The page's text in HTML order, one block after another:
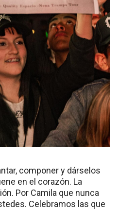
componer y dárselos
en el corazón. La
Por Camila que nunca
Celebramos las que